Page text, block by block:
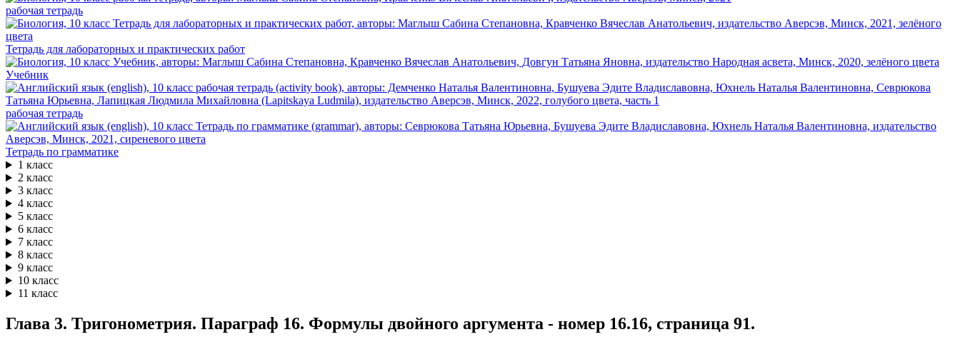
рабочая тетрадь
Тетрадь для лабораторных и практических работ
Учебник
рабочая тетрадь
Тетрадь по грамматике
1 класс
2 класс
3 класс
4 класс
5 класс
6 класс
7 класс
8 класс
9 класс
10 класс
11 класс
Глава 3. Тригонометрия. Параграф 16. Формулы двойного аргумента - номер 16.16, страница 91.